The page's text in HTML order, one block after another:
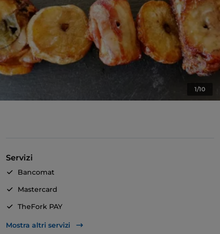
1/10
Servizi
Bancomat
Mastercard
TheFork PAY
Unionpay via TheFork PAY
Mostra altri servizi